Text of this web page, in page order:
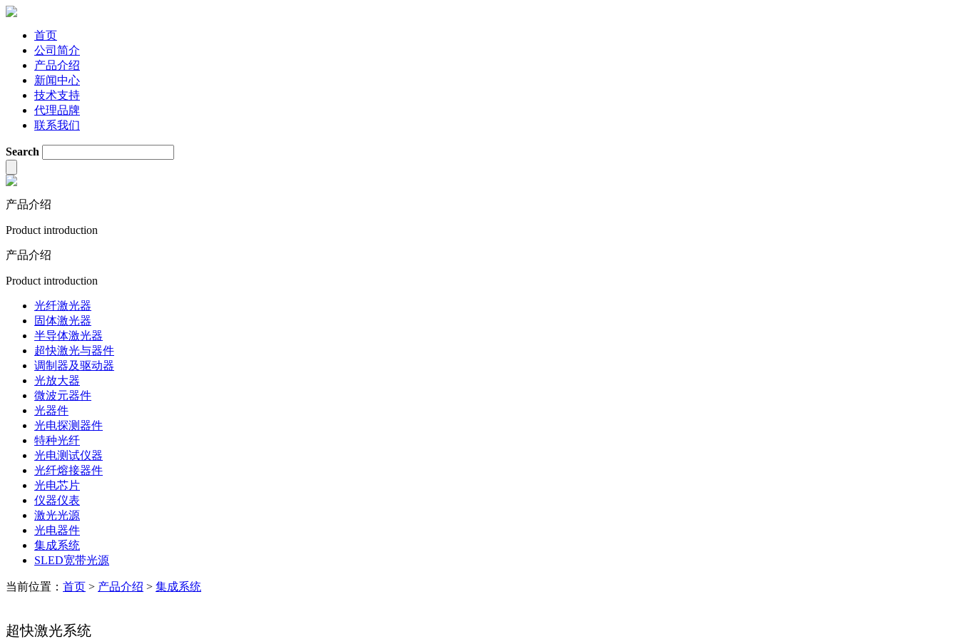
首页
公司简介
产品介绍
新闻中心
技术支持
代理品牌
联系我们
Search
产品介绍
Product introduction
产品介绍
Product introduction
光纤激光器
固体激光器
半导体激光器
超快激光与器件
调制器及驱动器
光放大器
微波元器件
光器件
光电探测器件
特种光纤
光电测试仪器
光纤熔接器件
光电芯片
仪器仪表
激光光源
光电器件
集成系统
SLED宽带光源
当前位置： 首页 > 产品介绍 > 集成系统
超快激光系统